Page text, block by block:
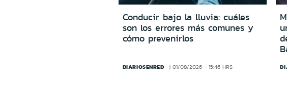
Conducir bajo la lluvia: cuáles
son los errores más comunes y
cómo prevenirlos
DIARIOSENRED 01/08/2026 - 15:46 HRS